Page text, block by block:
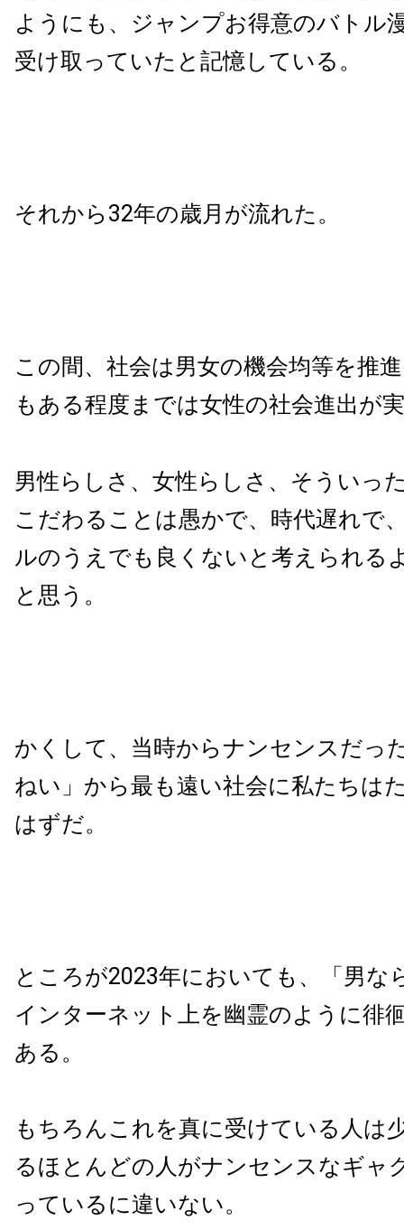
ようにも、ジャンプお得意のバトル
受け取っていたと記憶している。
それから32年の歳月が流れた。
この間、社会は男女の機会均等を推
もある程度までは女性の社会進出が
男性らしさ、女性らしさ、そういっ
こだわることは愚かで、時代遅れで
ルのうえでも良くないと考えられる
と思う。
かくして、当時からナンセンスだ
ねい」から最も遠い社会に私たちは
はずだ。
ところが2023年においても、「男
インターネット上を幽霊のように徘
ある。
もちろんこれを真に受けている人は
るほとんどの人がナンセンスなギャ
っているに違いない。